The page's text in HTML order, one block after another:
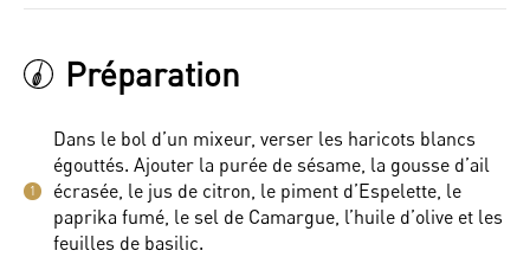
Préparation
1
Dans le bol d’un mixeur, verser les haricots blancs
égouttés. Ajouter la purée de sésame, la gousse d’ail
écrasée, le jus de citron, le piment d’Espelette, le
paprika fumé, le sel de Camargue, l’huile d’olive et les
feuilles de basilic.